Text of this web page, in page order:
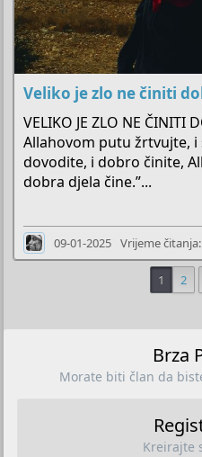
Veliko je zlo ne činiti
VELIKO JE ZLO NE ČINITI
Allahovom putu žrtvujte,
dovodite, i dobro činite,
dobra djela čine.”...
09-01-2025 Vrijeme
1 2
Brza
Morate biti član da
Kreirajte